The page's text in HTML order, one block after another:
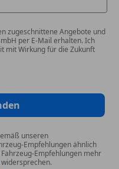
Rollo
Glas
zugeschnittene Angebote und
per E-Mail erhalten. Ich
mit Wirkung für die Zukunft
unseren
Empfehlungen ähnlich
Empfehlungen mehr
widersprechen.